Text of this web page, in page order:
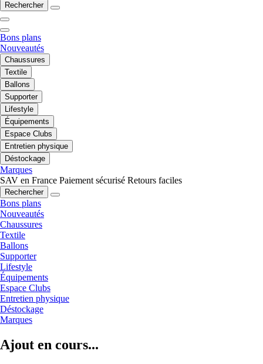
Rechercher
Bons plans
Nouveautés
Chaussures
Textile
Ballons
Supporter
Lifestyle
Équipements
Espace Clubs
Entretien physique
Déstockage
Marques
SAV en France Paiement sécurisé Retours faciles
Rechercher
Bons plans
Nouveautés
Chaussures
Textile
Ballons
Supporter
Lifestyle
Équipements
Espace Clubs
Entretien physique
Déstockage
Marques
Ajout en cours...